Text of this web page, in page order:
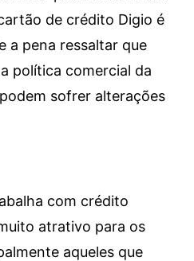
de crédito Digio é
a pena ressaltar que
política comercial da
sofrer alterações
com crédito
atrativo para os
aqueles que